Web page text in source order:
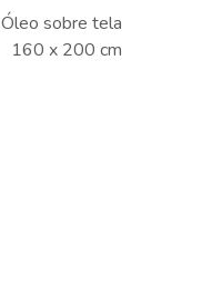
Óleo sobre tela
160 x 200 cm